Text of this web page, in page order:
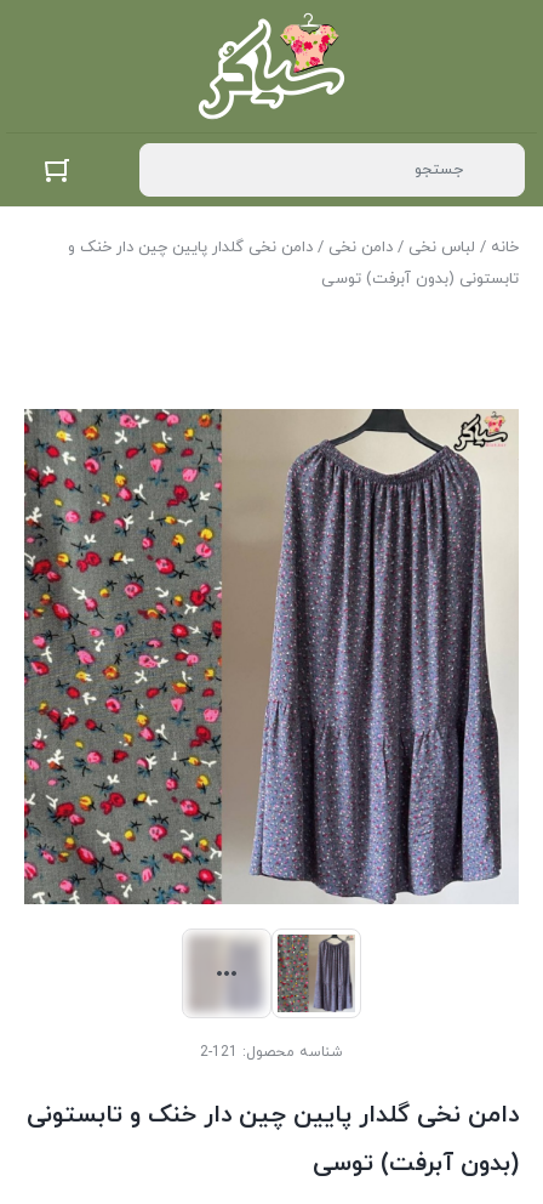
خانه / لباس نخی / دامن نخی / دامن نخی گلدار پایین چین دار خنک و
تابستونی (بدون آبرفت) توسی
شناسه محصول: 121-2
دامن نخی گلدار پایین چین دار خنک و تابستونی
(بدون آبرفت) توسی